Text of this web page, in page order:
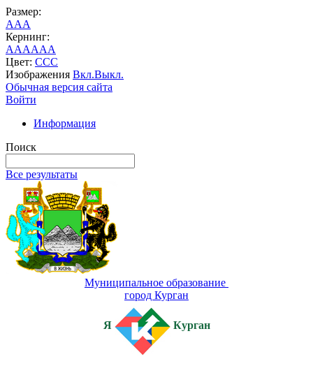
Размер:
AAA
Кернинг:
AAAAAA
Цвет: CCC
Изображения Вкл.Выкл.
Обычная версия сайта
Войти
Информация
Поиск
Все результаты
Муниципальное образование
город Курган
Я Курган